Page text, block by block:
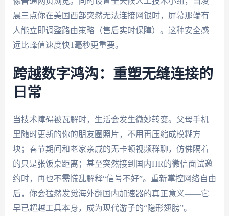
晨三点你在美国西部突然无法连接网银时，屏幕那端有
人能立即调整路由策略（售后实时保障）。这种安全感
远比峰值速度快1毫秒更重要。
跨越数字鸿沟：重塑无缝连接的
日常
当技术障碍被瓦解时，生活会发生微妙转变。父母手机
里随时更新的你的朋友圈照片，不用再压缩成模糊方
块；春节期间和老家亲戚的无卡顿视频群聊，仿佛隔着
的只是张饭桌距离；甚至突然接到国内HR的微信面试邀
约时，再也不需慌乱解释“信号不好”。重新掌控网络自由
后，你会猛然发觉海外翻国内加速器的真正意义——它
早已超越工具本身，成为现代游子的“隐形翅膀”。